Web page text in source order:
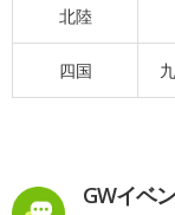
北陸
四国
GWイベ